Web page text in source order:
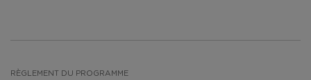
RÈGLEMENT DU PROGRAMME